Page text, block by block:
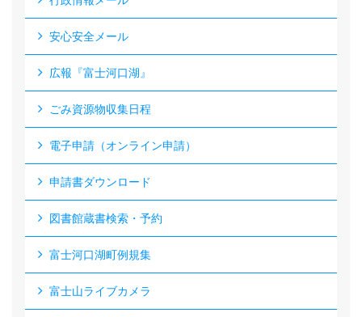
安心安全メール
広報『富士河口湖』
ごみ資源物収集日程
電子申請（オンライン申請）
申請書ダウンロード
図書館蔵書検索・予約
富士河口湖町例規集
富士山ライブカメラ